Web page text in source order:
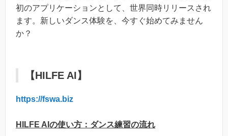
初のアプリケーションとして、世界同時リリースされ
ます。新しいダンス体験を、今すぐ始めてみません
か？
【HILFE AI】
https://fswa.biz
HILFE AIの使い方：ダンス練習の流れ